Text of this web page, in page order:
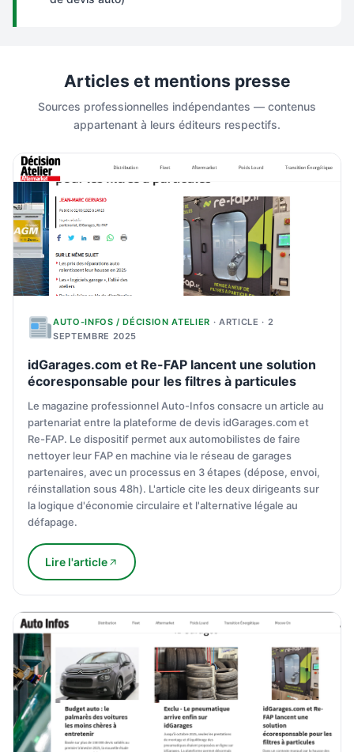
Articles et mentions presse
Sources professionnelles indépendantes — contenus
appartenant à leurs éditeurs respectifs.
AUTO-INFOS / DÉCISION ATELIER · ARTICLE · 2
SEPTEMBRE 2025
idGarages.com et Re-FAP lancent une solution
écoresponsable pour les filtres à particules
Le magazine professionnel Auto-Infos consacre un article au
partenariat entre la plateforme de devis idGarages.com et
Re-FAP. Le dispositif permet aux automobilistes de faire
nettoyer leur FAP en machine via le réseau de garages
partenaires, avec un processus en 3 étapes (dépose, envoi,
réinstallation sous 48h). L'article cite les deux dirigeants sur
la logique d'économie circulaire et l'alternative légale au
défapage.
Lire l'article